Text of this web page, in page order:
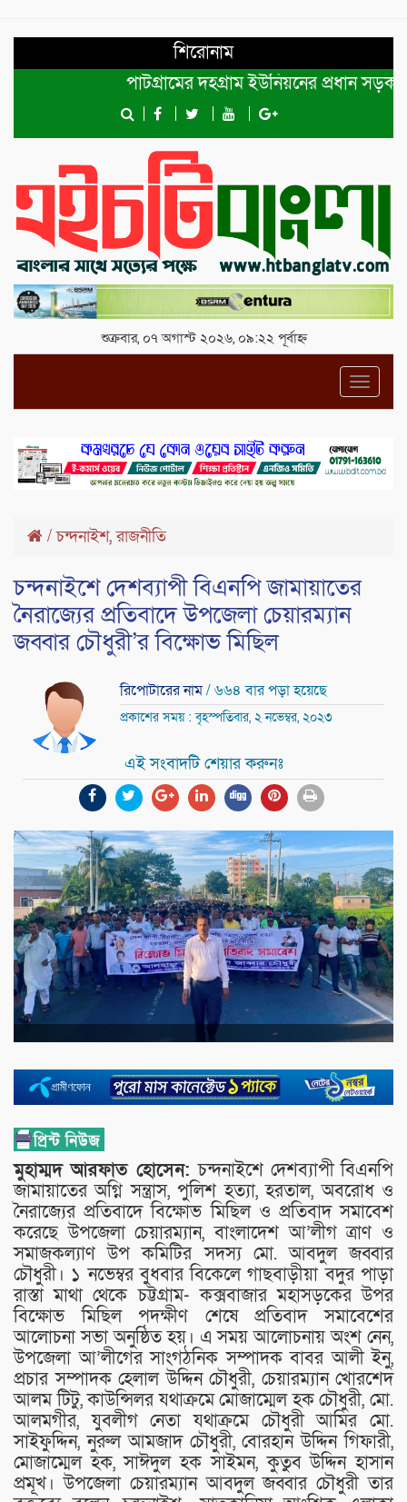
শিরোনাম
পাটগ্রামের দহগ্রাম ইউনিয়নের প্রধান সড়ক ভেঙ্গে
শুক্রবার, ০৭ অগাস্ট ২০২৬, ০৯:২২ পূর্বাহ্ন
/চন্দনাইশ,রাজনীতি
চন্দনাইশে দেশব্যাপী বিএনপি জামায়াতের
নৈরাজ্যের প্রতিবাদে উপজেলা চেয়ারম্যান
জব্বার চৌধুরী’র বিক্ষোভ মিছিল
রিপোটারের নাম/ ৬৬৪ বার পড়া হয়েছে
প্রকাশের সময় : বৃহস্পতিবার, ২ নভেম্বর, ২০২৩
এই সংবাদটি শেয়ার করুনঃ
মুহাম্মদ আরফাত হোসেন:চন্দনাইশে দেশব্যাপী বিএনপি
জামায়াতের অগ্নি সন্ত্রাস, পুলিশ হত্যা, হরতাল, অবরোধ ও
নৈরাজ্যের প্রতিবাদে বিক্ষোভ মিছিল ও প্রতিবাদ সমাবেশ
করেছে উপজেলা চেয়ারম্যান, বাংলাদেশ আ’লীগ ত্রাণ ও
সমাজকল্যাণ উপ কমিটির সদস্য মো. আবদুল জব্বার
চৌধুরী। ১ নভেম্বর বুধবার বিকেলে গাছবাড়ীয়া বদুর পাড়া
রাস্তা মাথা থেকে চট্টগ্রাম- কক্সবাজার মহাসড়কের উপর
বিক্ষোভ মিছিল পদক্ষীণ শেষে প্রতিবাদ সমাবেশের
আলোচনা সভা অনুষ্ঠিত হয়। এ সময় আলোচনায় অংশ নেন,
উপজেলা আ’লীগের সাংগঠনিক সম্পাদক বাবর আলী ইনু,
প্রচার সম্পাদক হেলাল উদ্দিন চৌধুরী, চেয়ারম্যান খোরশেদ
আলম টিটু, কাউন্সিলর যথাক্রমে মোজাম্মেল হক চৌধুরী, মো.
আলমগীর, যুবলীগ নেতা যথাক্রমে চৌধুরী আমির মো.
সাইফুদ্দিন, নুরুল আমজাদ চৌধুরী, বোরহান উদ্দিন গিফারী,
মোজাম্মেল হক, সাঈদুল হক সাইমন, কুতুব উদ্দিন হাসান
প্রমূখ। উপজেলা চেয়ারম্যান আবদুল জব্বার চৌধুরী তার